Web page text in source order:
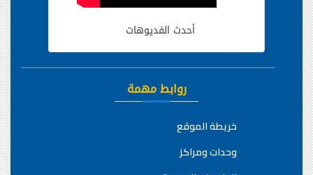
أحدث الفديوهات
روابط مهمة
خريطة الموقع
وحدات ومراكز